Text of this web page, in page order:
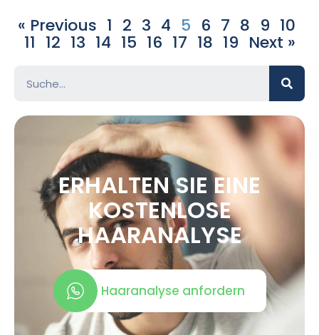
« Previous 1 2 3 4 5 6 7 8 9 10
11 12 13 14 15 16 17 18 19 Next »
ERHALTEN SIE EINE
KOSTENLOSE
HAARANALYSE
Haaranalyse anfordern